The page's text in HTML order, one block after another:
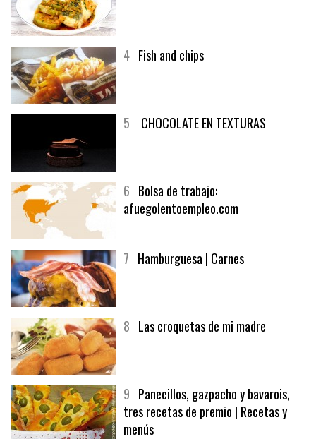
4 Fish and chips
5 CHOCOLATE EN TEXTURAS
6 Bolsa de trabajo:
afuegolentoempleo.com
7 Hamburguesa | Carnes
8 Las croquetas de mi madre
9 Panecillos, gazpacho y bavarois,
tres recetas de premio | Recetas y
menús